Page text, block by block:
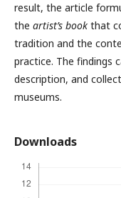
result, the article
the artist’s book that
tradition and the
practice. The findings
description, and
museums.
Downloads